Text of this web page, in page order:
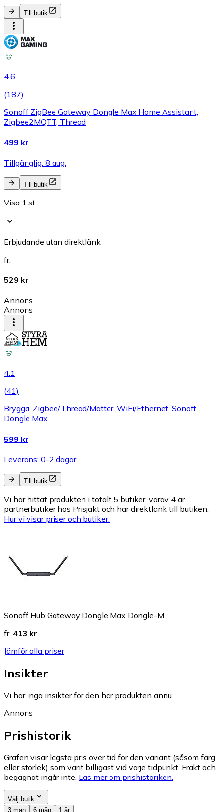
Till butik
4.6
(187)
Sonoff ZigBee Gateway Dongle Max Home Assistant,
Zigbee2MQTT, Thread
499 kr
Tillgänglig: 8 aug.
Till butik
Visa 1 st
Erbjudande utan direktlänk
fr.
529 kr
Annons
Annons
4.1
(41)
Brygga, Zigbee/Thread/Matter, WiFi/Ethernet, Sonoff
Dongle Max
599 kr
Leverans: 0-2 dagar
Till butik
Vi har hittat produkten i totalt 5 butiker, varav 4 är
partnerbutiker hos Prisjakt och har direktlänk till butiken.
Hur vi visar priser och butiker.
Sonoff Hub Gateway Dongle Max Dongle-M
fr. 413 kr
Jämför alla priser
Insikter
Vi har inga insikter för den här produkten ännu.
Annons
Prishistorik
Grafen visar lägsta pris över tid för den variant (såsom färg
eller storlek) som varit billigast vid varje tidpunkt. Frakt och
begagnat ingår inte. Läs mer om prishistoriken.
Välj butik
3 mån
6 mån 1 år